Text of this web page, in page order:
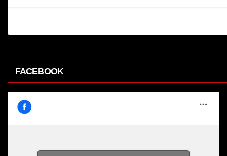
FACEBOOK